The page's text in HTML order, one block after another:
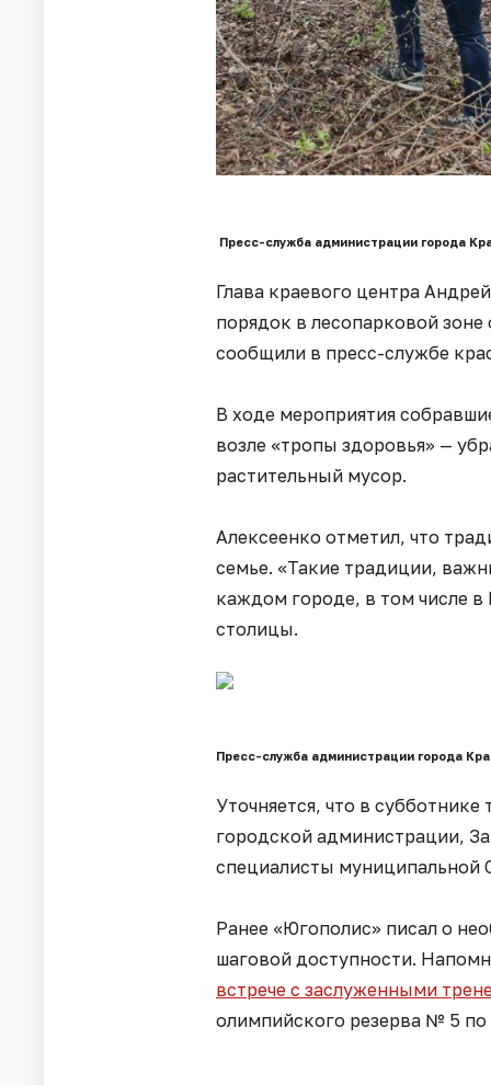
Пресс-служба администрации города
Глава краевого центра
порядок в лесопарковой
сообщили в пресс-службе
В ходе мероприятия
возле «тропы здоровья» —
растительный мусор.
Алексеенко отметил, что
семье. «Такие традиции,
каждом городе, в том числе
столицы.
Пресс-служба администрации города
Уточняется, что в
городской администрации,
специалисты муниципальной
Ранее «Югополис» писал о
шаговой доступности.
встрече с заслуженными
олимпийского резерва № 5 по